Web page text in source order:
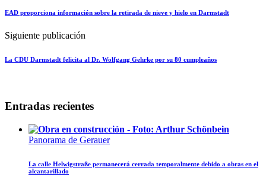
EAD proporciona información sobre la retirada de nieve y hielo en Darmstadt
Siguiente publicación
La CDU Darmstadt felicita al Dr. Wolfgang Gehrke por su 80 cumpleaños
Entradas recientes
Panorama de Gerauer
La calle Helwigstraße permanecerá cerrada temporalmente debido a obras en el
alcantarillado